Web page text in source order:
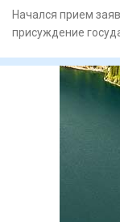
Начался прием
присуждение